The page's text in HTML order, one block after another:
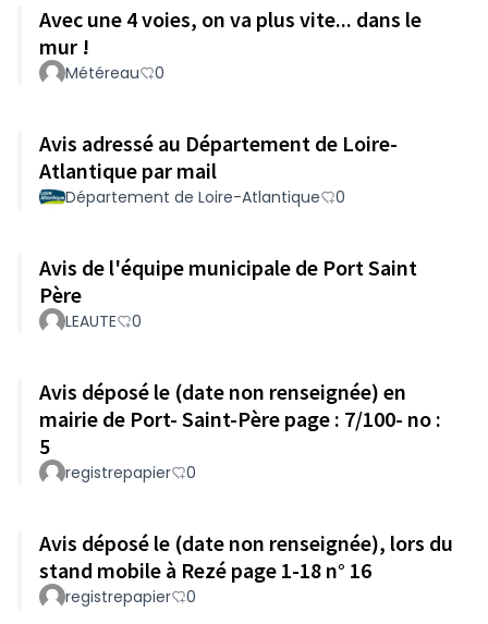
Avec une 4 voies, on va plus vite... dans le
mur !
Météreau 0
Avis adressé au Département de Loire-
Atlantique par mail
Département de Loire-Atlantique 0
Avis de l'équipe municipale de Port Saint
Père
LEAUTE 0
Avis déposé le (date non renseignée) en
mairie de Port- Saint-Père page : 7/100- no :
5
registrepapier 0
Avis déposé le (date non renseignée), lors du
stand mobile à Rezé page 1-18 n° 16
registrepapier 0